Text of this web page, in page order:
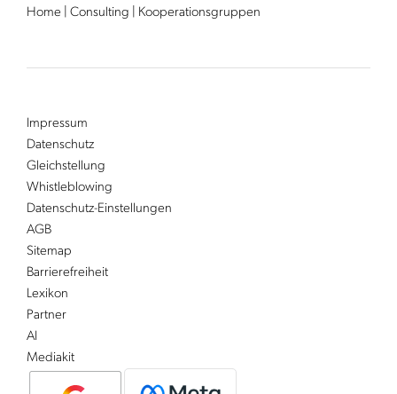
Home
Consulting Kooperationsgruppen
Impressum
Datenschutz
Gleichstellung
Whistleblowing
Datenschutz-Einstellungen
AGB
Sitemap
Barrierefreiheit
Lexikon
Partner
AI
Mediakit